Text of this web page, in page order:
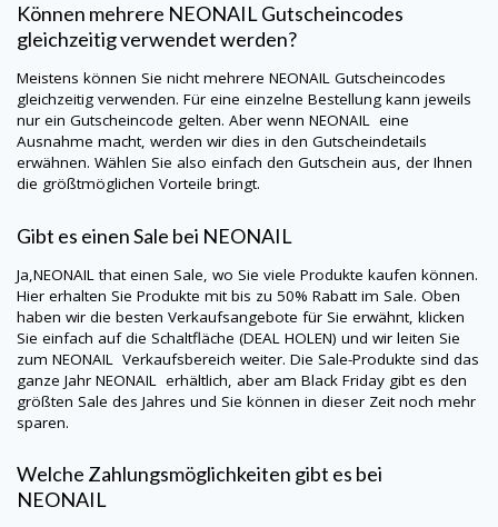
Können mehrere NEONAILGutscheincodes
gleichzeitig verwendet werden?
Meistens können Sie nicht mehrere NEONAIL Gutscheincodes
gleichzeitig verwenden. Für eine einzelne Bestellung kann jeweils
nur ein Gutscheincode gelten. Aber wenn NEONAIL eine
Ausnahme macht, werden wir dies in den Gutscheindetails
erwähnen. Wählen Sie also einfach den Gutschein aus, der Ihnen
die größtmöglichen Vorteile bringt.
Gibt es einen Sale bei NEONAIL
Ja,NEONAILthat einen Sale, wo Sie viele Produkte kaufen können.
Hier erhalten Sie Produkte mit bis zu 50% Rabatt im Sale. Oben
haben wir die besten Verkaufsangebote für Sie erwähnt, klicken
Sie einfach auf die Schaltfläche (DEAL HOLEN) und wir leiten Sie
zum NEONAIL Verkaufsbereich weiter. Die Sale-Produkte sind das
ganze Jahr NEONAIL erhältlich, aber am Black Friday gibt es den
größten Sale des Jahres und Sie können in dieser Zeit noch mehr
sparen.
Welche Zahlungsmöglichkeiten gibt es bei
NEONAIL